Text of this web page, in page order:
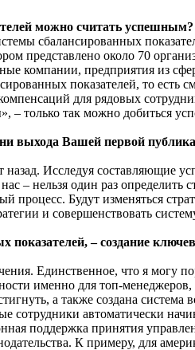
можно считать успешным?
сбалансированных
представлено около 70
компании, предприятия из
показателей, то есть
для рядовых
только так можно добиться
выхода Вашей первой
Исследуя составляющие
– нельзя один раз определить
процесс. Будут изменяться
и совершенствовать
– создание
Единственное, что я могу
именно для топ-
а также создана
автоматически
поддержка принятия
К примеру, для